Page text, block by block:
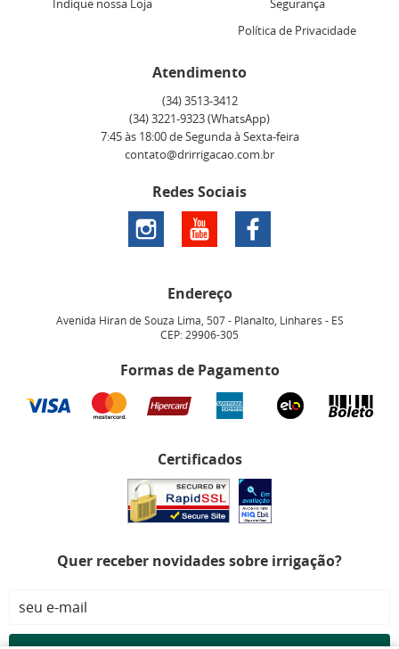
Indique nossa Loja
Segurança
Política de Privacidade
Atendimento
(34)3513-3412
(34)3221-9323(WhatsApp)
7:45 às 18:00 de Segunda à Sexta-feira
contato@drirrigacao.com.br
Redes Sociais
Endereço
Avenida Hiran de Souza Lima, 507- Planalto, Linhares - ES
CEP: 29906-305
Formas de Pagamento
Certificados
Quer receber novidades sobre irrigação?